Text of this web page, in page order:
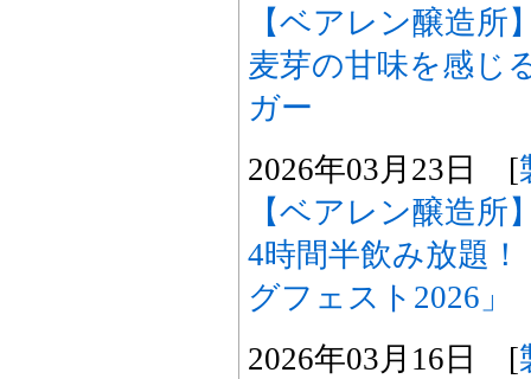
【ベアレン醸造
麦芽の甘味を感じ
ガー
2026年03月23日 [
【ベアレン醸造
4時間半飲み放題
グフェスト2026」
2026年03月16日 [